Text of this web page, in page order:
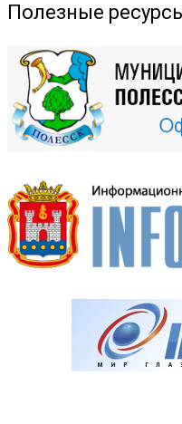
Полезные